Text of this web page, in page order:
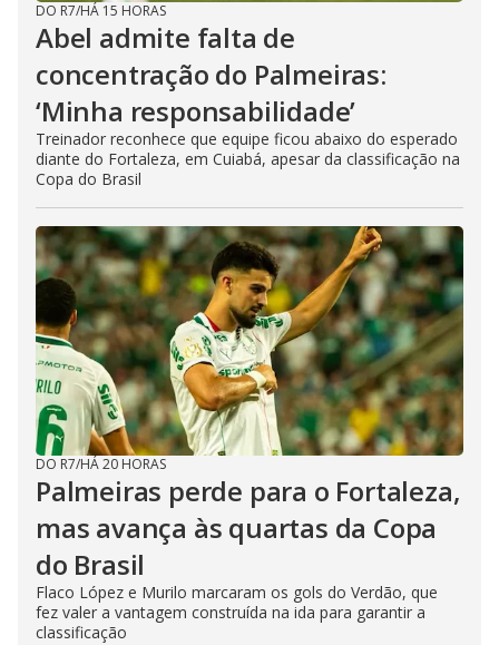
DO R7/HÁ 15 HORAS
Abel admite falta de
concentração do Palmeiras:
‘Minha responsabilidade’
Treinador reconhece que equipe ficou abaixo do esperado
diante do Fortaleza, em Cuiabá, apesar da classificação na
Copa do Brasil
DO R7/HÁ 20 HORAS
Palmeiras perde para o Fortaleza,
mas avança às quartas da Copa
do Brasil
Flaco López e Murilo marcaram os gols do Verdão, que
fez valer a vantagem construída na ida para garantir a
classificação